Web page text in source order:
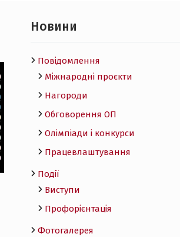
Новини
Повідомлення
Міжнародні проєкти
Нагороди
Обговорення ОП
Олімпіади і конкурси
Працевлаштування
Події
Виступи
Профорієнтація
Фотогалерея